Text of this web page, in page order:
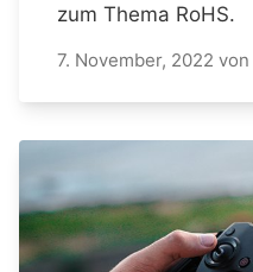
zum Thema RoHS.
7. November, 2022 von